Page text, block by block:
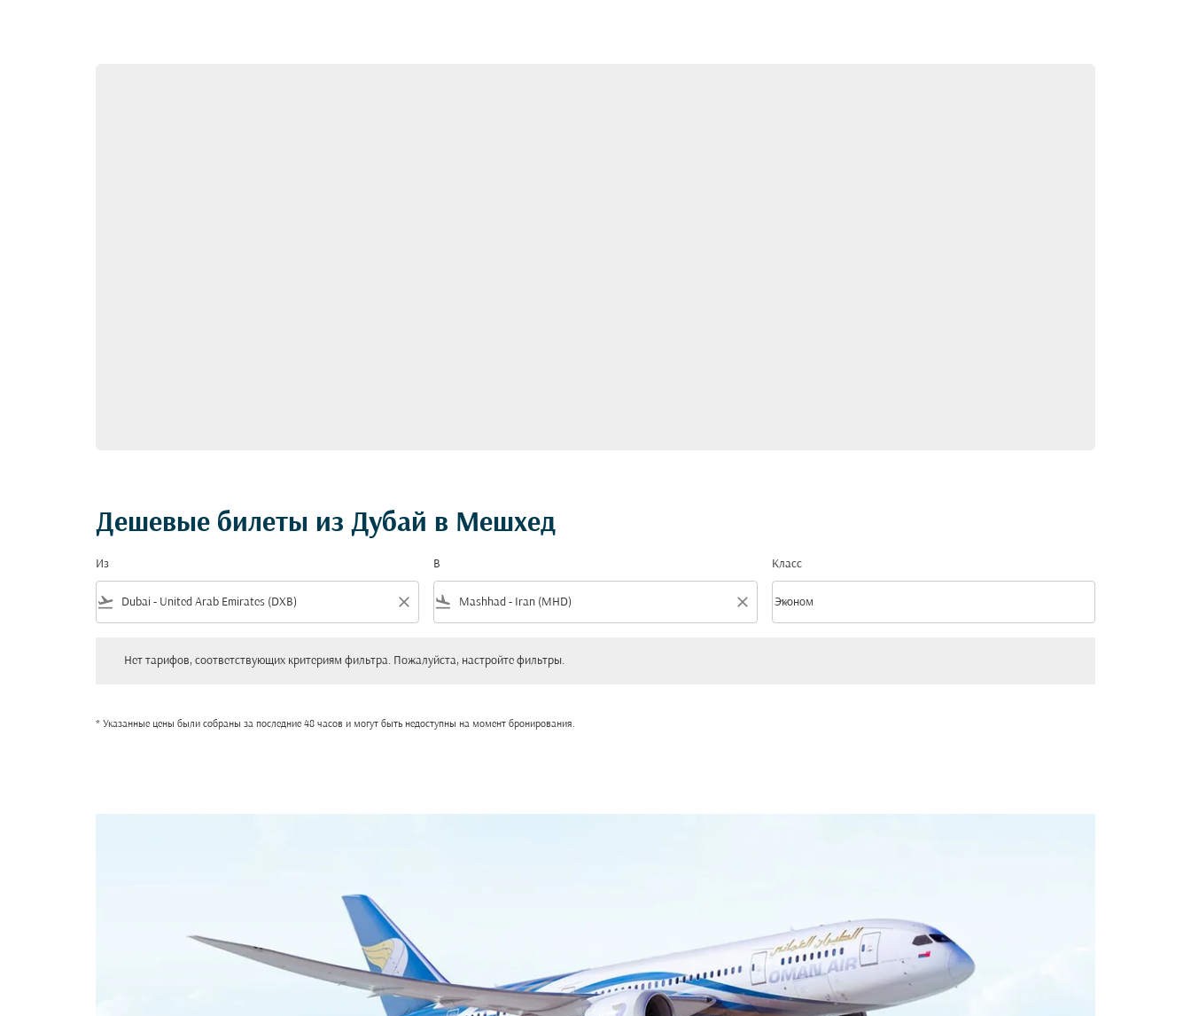
Дешевые билеты из Дубай в Мешхед
Из
flight_takeoff close
В
flight_land close
Класс
Класс option Эконом Selected
Эконом
keyboard_arrow_down
Нет тарифов, соответствующих критериям фильтра. Пожалуйста, настройте фильтры.
* Указанные цены были собраны за последние 48 часов и могут быть недоступны на момент бронирования.